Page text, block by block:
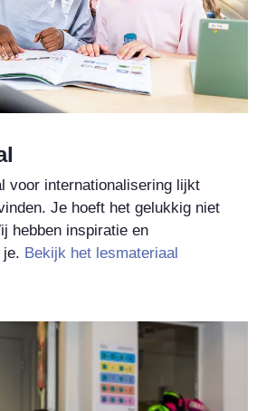
voor internationalisering lijkt
Je hoeft het gelukkig niet
hebben inspiratie en
je. Bekijk het lesmateriaal